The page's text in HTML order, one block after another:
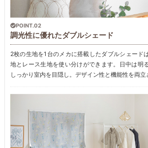
POINT.02
調光性に優れたダブルシェード
2枚の生地を1台のメカに搭載したダブルシェード
地とレース生地を使い分けができます。日中は明
しっかり室内を目隠し。デザイン性と機能性を両立